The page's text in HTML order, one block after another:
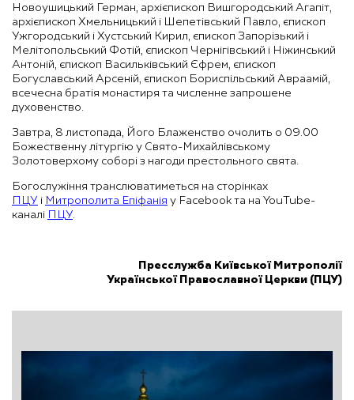
Новоушицький Герман, архієпископ Вишгородський Агапіт,
архієпископ Хмельницький і Шепетівський Павло, єпископ
Ужгородський і Хустський Кирил, єпископ Запорізький і
Мелітопольський Фотій, єпископ Чернігівський і Ніжинський
Антоній, єпископ Васильківський Єфрем, єпископ
Богуславський Арсеній, єпископ Бориспільський Авраамій
всечесна братія монастиря та численне запрошене
духовенство
Завтра, 8 листопада, Його Блаженство очолить о 09.00
Божественну літургію у Свято-Михайлівському
Золотоверхому соборі з нагоди престольного свята.
Богослужіння транслюватиметься на сторінках
ПЦУ і Митрополита Епіфанія у Facebook та на YouTube-
каналі ПЦУ
Пресслужба Київської Митрополії
Української Православної Церкви (ПЦУ)